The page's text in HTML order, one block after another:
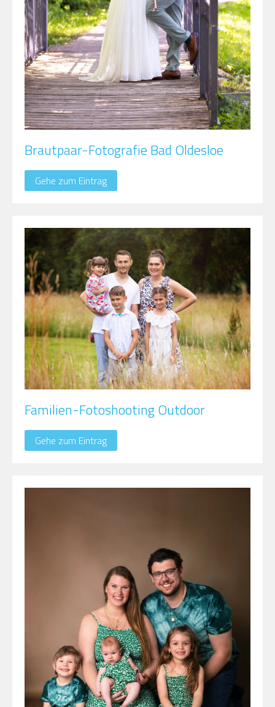
Brautpaar-Fotografie Bad Oldesloe
Gehe zum Eintrag
Familien-Fotoshooting Outdoor
Gehe zum Eintrag